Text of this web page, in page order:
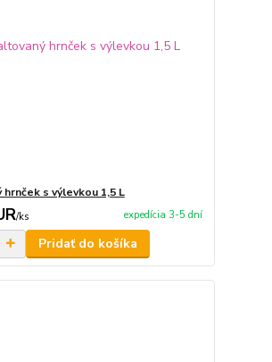
s výlevkou 1,5 L
/ks expedícia 3-5 dní
Pridať do košíka